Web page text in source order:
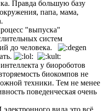
Правда большую базу
папа, мама,
"выпуска"
систем
до человека.
у биороботов
биокомпов не
техники. Тем не менее
поведенческая очень
вида это всё